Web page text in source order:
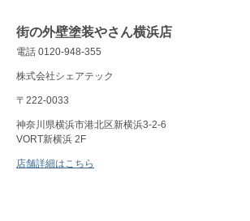
街の外壁塗装やさん横浜店
電話 0120-948-355
株式会社シェアテック
〒222-0033
神奈川県横浜市港北区新横浜3-2-6
VORT新横浜 2F
店舗詳細はこちら